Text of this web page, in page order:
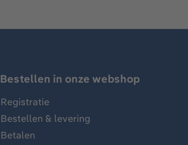
Bestellen in onze webshop
Registratie
Bestellen & levering
Betalen